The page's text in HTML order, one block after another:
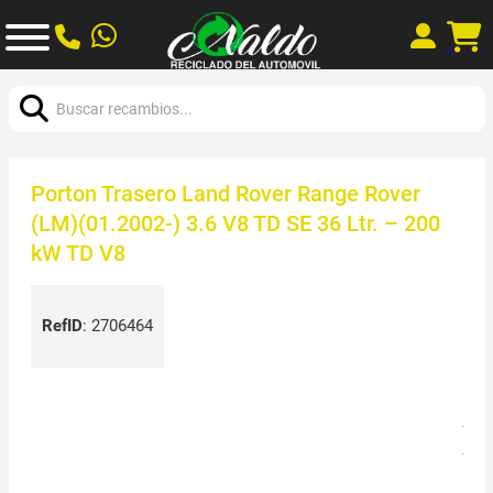
Porton Trasero Land Rover Range Rover
(LM)(01.2002-) 3.6 V8 TD SE 36 Ltr. – 200
kW TD V8
RefID: 2706464